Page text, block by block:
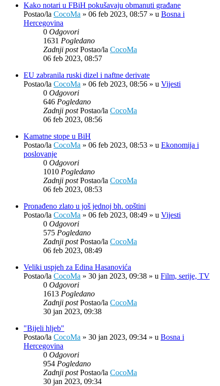
Kako notari u FBiH pokušavaju obmanuti građane
Postao/la CocoMa » 06 feb 2023, 08:57 » u Bosna i
Hercegovina
0 Odgovori
1631 Pogledano
Zadnji postPostao/la CocoMa
06 feb 2023, 08:57
EU zabranila ruski dizel i naftne derivate
Postao/la CocoMa » 06 feb 2023, 08:56 » u Vijesti
0 Odgovori
646 Pogledano
Zadnji postPostao/la CocoMa
06 feb 2023, 08:56
Kamatne stope u BiH
Postao/la CocoMa » 06 feb 2023, 08:53 » u Ekonomija i
poslovanje
0 Odgovori
1010 Pogledano
Zadnji postPostao/la CocoMa
06 feb 2023, 08:53
Pronađeno zlato u još jednoj bh. opštini
Postao/la CocoMa » 06 feb 2023, 08:49 » u Vijesti
0 Odgovori
575 Pogledano
Zadnji postPostao/la CocoMa
06 feb 2023, 08:49
Veliki uspjeh za Edina Hasanovića
Postao/la CocoMa » 30 jan 2023, 09:38 » u Film, serije, TV
0 Odgovori
1613 Pogledano
Zadnji postPostao/la CocoMa
30 jan 2023, 09:38
"Bijeli hljeb"
Postao/la CocoMa » 30 jan 2023, 09:34 » u Bosna i
Hercegovina
0 Odgovori
954 Pogledano
Zadnji postPostao/la CocoMa
30 jan 2023, 09:34